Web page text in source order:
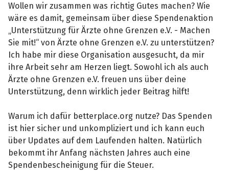
Wollen wir zusammen was richtig Gutes machen? Wie
wäre es damit, gemeinsam über diese Spendenaktion
„Unterstützung für Ärzte ohne Grenzen e.V. - Machen
Sie mit!“ von Ärzte ohne Grenzen e.V. zu unterstützen?
Ich habe mir diese Organisation ausgesucht, da mir
ihre Arbeit sehr am Herzen liegt. Sowohl ich als auch
Ärzte ohne Grenzen e.V. freuen uns über deine
Unterstützung, denn wirklich jeder Beitrag hilft!
Warum ich dafür betterplace.org nutze? Das Spenden
ist hier sicher und unkompliziert und ich kann euch
über Updates auf dem Laufenden halten. Natürlich
bekommt ihr Anfang nächsten Jahres auch eine
Spendenbescheinigung für die Steuer.